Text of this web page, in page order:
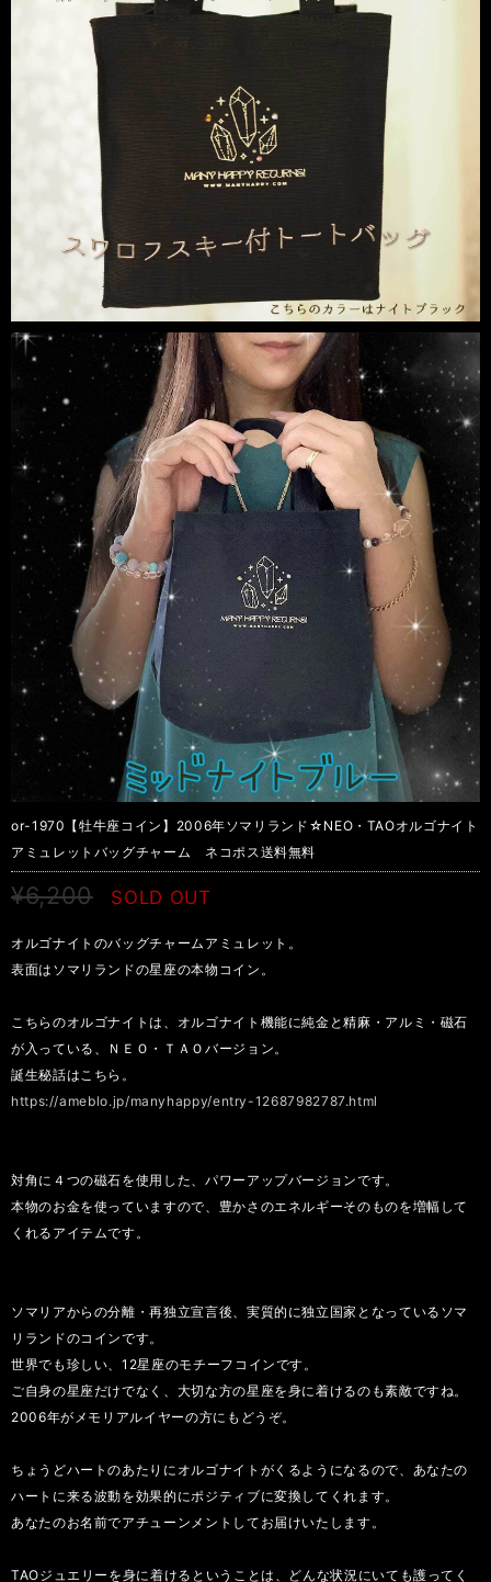
or-1970【牡牛座コイン】2006年ソマリランド☆NEO・TAOオルゴナイト
アミュレットバッグチャーム ネコポス送料無料
¥6,200 SOLD OUT
オルゴナイトのバッグチャームアミュレット。
表面はソマリランドの星座の本物コイン。
こちらのオルゴナイトは、オルゴナイト機能に純金と精麻・アルミ・磁石
が入っている、ＮＥＯ・ＴＡＯバージョン。
誕生秘話はこちら。
https://ameblo.jp/manyhappy/entry-12687982787.html
対角に４つの磁石を使用した、パワーアップバージョンです。
本物のお金を使っていますので、豊かさのエネルギーそのものを増幅して
くれるアイテムです。
ソマリアからの分離・再独立宣言後、実質的に独立国家となっているソマ
リランドのコインです。
世界でも珍しい、12星座のモチーフコインです。
ご自身の星座だけでなく、大切な方の星座を身に着けるのも素敵ですね。
2006年がメモリアルイヤーの方にもどうぞ。
ちょうどハートのあたりにオルゴナイトがくるようになるので、あなたの
ハートに来る波動を効果的にポジティブに変換してくれます。
あなたのお名前でアチューンメントしてお届けいたします。
TAOジュエリーを身に着けるということは、どんな状況にいても護ってく